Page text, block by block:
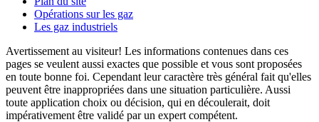
Opérations sur les gaz
Les gaz industriels
Avertissement au visiteur! Les informations contenues dans ces
pages se veulent aussi exactes que possible et vous sont proposées
en toute bonne foi. Cependant leur caractère très général fait qu'elles
peuvent être inappropriées dans une situation particulière. Aussi
toute application choix ou décision, qui en découlerait, doit
impérativement être validé par un expert compétent.